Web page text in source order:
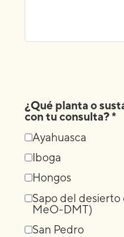
¿Qué planta o
con tu consulta? *
Ayahuasca
Iboga
Hongos
Sapo del desierto
MeO-DMT)
San Pedro